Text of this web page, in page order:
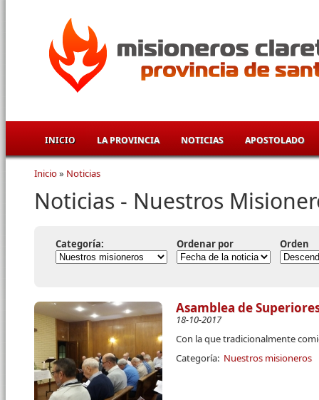
INICIO LA PROVINCIA NOTICIAS APOSTOLADO
Se encuentra usted aquí
Inicio» Noticias
Noticias - Nuestros
Categoría: Ordenar por Orden
Asamblea de
18-10-2017
Con la que tradicionalmente
Categoría: Nuestros misioneros